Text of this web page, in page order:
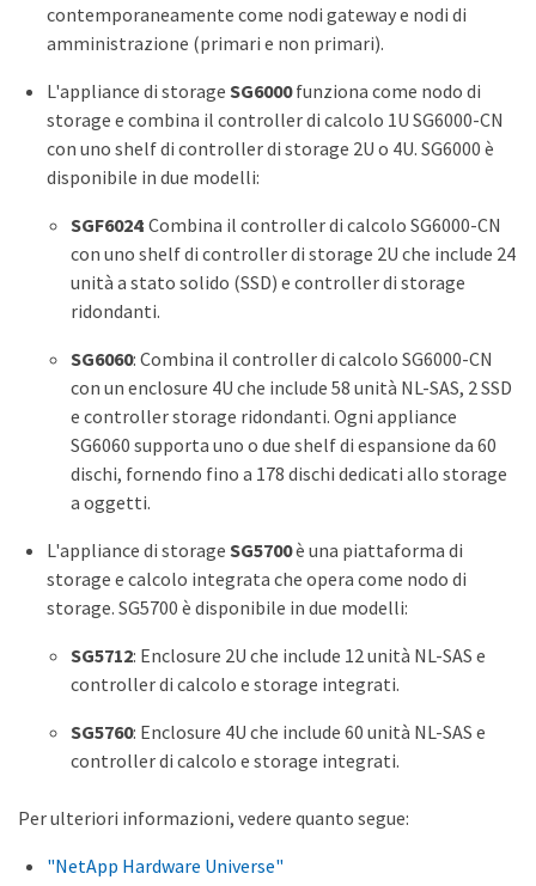
contemporaneamente come nodi gateway e nodi di
amministrazione (primari e non primari).
L'appliance di storage SG6000funziona come nodo di
storage e combina il controller di calcolo 1U SG6000-CN
con uno shelf di controller di storage 2U o 4U. SG6000 è
disponibile in due modelli:
SGF6024: Combina il controller di calcolo SG6000-CN
con uno shelf di controller di storage 2U che include 24
unità a stato solido (SSD) e controller di storage
ridondanti.
SG6060: Combina il controller di calcolo SG6000-CN
con un enclosure 4U che include 58 unità NL-SAS, 2 SSD
e controller storage ridondanti. Ogni appliance
SG6060 supporta uno o due shelf di espansione da 60
dischi, fornendo fino a 178 dischi dedicati allo storage
a oggetti.
L'appliance di storage SG5700è una piattaforma di
storage e calcolo integrata che opera come nodo di
storage. SG5700 è disponibile in due modelli:
SG5712: Enclosure 2U che include 12 unità NL-SAS e
controller di calcolo e storage integrati.
SG5760: Enclosure 4U che include 60 unità NL-SAS e
controller di calcolo e storage integrati.
Per ulteriori informazioni, vedere quanto segue:
"NetApp Hardware Universe"